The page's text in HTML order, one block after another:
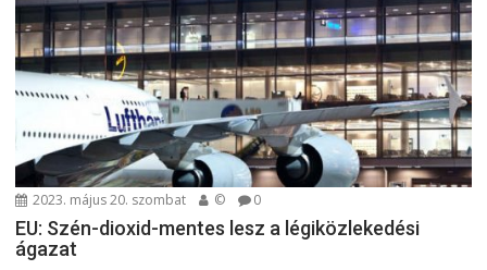
2023. május 20. szombat © 0
EU: Szén-dioxid-mentes lesz a légiközlekedési
ágazat